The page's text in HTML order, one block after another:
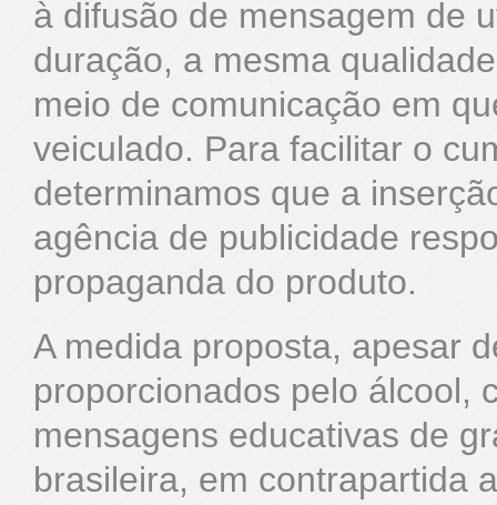
à difusão de mensagem de
duração, a mesma
meio de comunicação em
veiculado. Para facilitar o
determinamos que a
agência de publicidade
propaganda do produto.
A medida proposta, apesar
proporcionados pelo álcool,
mensagens educativas de
brasileira, em contrapartida